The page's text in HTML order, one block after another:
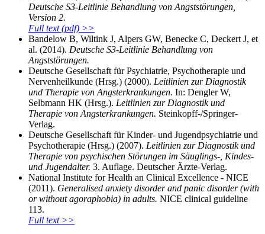
Deutsche S3-Leitlinie Behandlung von Angststörungen,
Version 2.
Full text (pdf) >>
Bandelow B, Wiltink J, Alpers GW, Benecke C, Deckert J, et
al. (2014). Deutsche S3-Leitlinie Behandlung von
Angststörungen.
Deutsche Gesellschaft für Psychiatrie, Psychotherapie und
Nervenheilkunde (Hrsg.) (2000). Leitlinien zur Diagnostik
und Therapie von Angsterkrankungen. In: Dengler W,
Selbmann HK (Hrsg.). Leitlinien zur Diagnostik und
Therapie von Angsterkrankungen. Steinkopff-/Springer-
Verlag.
Deutsche Gesellschaft für Kinder- und Jugendpsychiatrie und
Psychotherapie (Hrsg.) (2007). Leitlinien zur Diagnostik und
Therapie von psychischen Störungen im Säuglings-, Kindes-
und Jugendalter. 3. Auflage. Deutscher Ärzte-Verlag.
National Institute for Health an Clinical Excellence - NICE
(2011). Generalised anxiety disorder and panic disorder (with
or without agoraphobia) in adults. NICE clinical guideline
113.
Full text >>